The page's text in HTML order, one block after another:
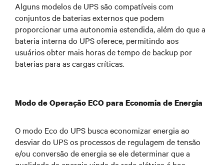
Alguns modelos de UPS são compatíveis com
conjuntos de baterias externos que podem
proporcionar uma autonomia estendida, além do que a
bateria interna do UPS oferece, permitindo aos
usuários obter mais horas de tempo de backup por
baterias para as cargas críticas.
Modo de Operação ECO para Economia de Energia
O modo Eco do UPS busca economizar energia ao
desviar do UPS os processos de regulagem de tensão
e/ou conversão de energia se ele determinar que a